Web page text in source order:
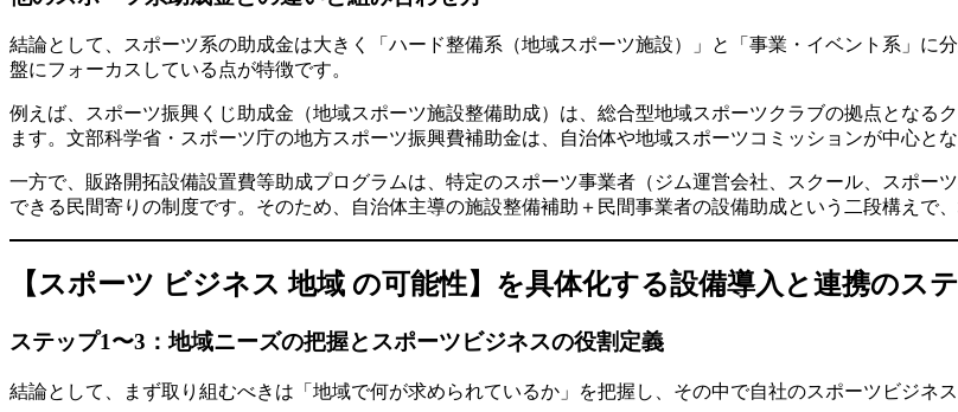
結論として、スポーツ系の助成金は大きく「ハード整備系（地域スポーツ施設）」と「事業・イベント系」に
盤にフォーカスしている点が特徴です。
例えば、スポーツ振興くじ助成金（地域スポーツ施設整備助成）は、総合型地域スポーツクラブの拠点となる
ます。文部科学省・スポーツ庁の地方スポーツ振興費補助金は、自治体や地域スポーツコミッションが中心と
一方で、販路開拓設備設置費等助成プログラムは、特定のスポーツ事業者（ジム運営会社、スクール、スポー
できる民間寄りの制度です。そのため、自治体主導の施設整備補助＋民間事業者の設備助成という二段構えで
【スポーツ ビジネス 地域 の可能性】を具体化する設備導入と連携のス
ステップ1〜3：地域ニーズの把握とスポーツビジネスの役割定義
結論として、まず取り組むべきは「地域で何が求められているか」を把握し、その中で自社のスポーツビジネ